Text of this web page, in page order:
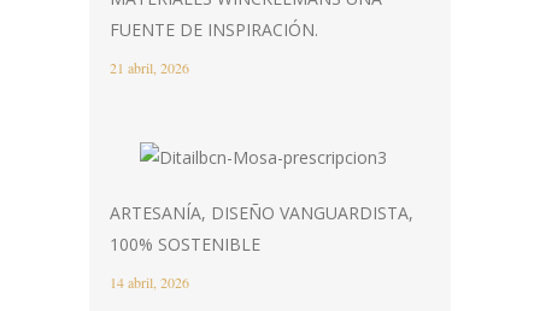
FUENTE DE INSPIRACIÓN.
21 abril, 2026
ARTESANÍA, DISEÑO VANGUARDISTA,
100% SOSTENIBLE
14 abril, 2026